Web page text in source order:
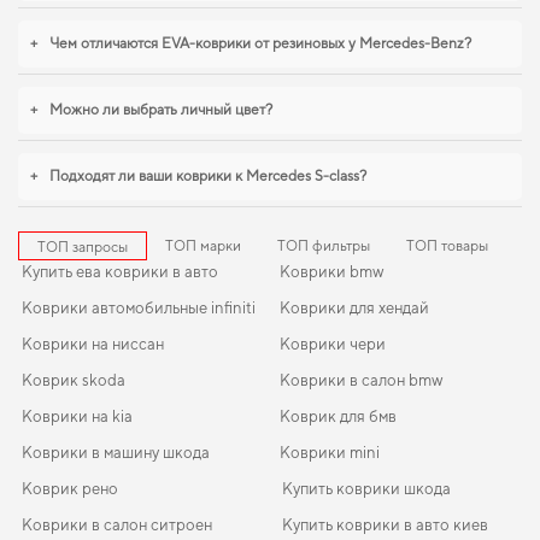
+ Чем отличаются EVA-коврики от резиновых у Mercedes-Benz?
+ Можно ли выбрать личный цвет?
+ Подходят ли ваши коврики к Mercedes S-class?
ТОП запросы ТОП марки ТОП фильтры ТОП товары
Купить ева коврики в авто
Коврики автомобильные infiniti
Коврики на ниссан
Коврик skoda
Коврики на kia
Коврики в машину шкода
Коврики bmw
Коврики для хендай
Коврики чери
Коврики в салон bmw
Коврик для бмв
Коврики mini
Коврик рено
Коврики в салон ситроен
Купить коврики шкода
Купить коврики в авто киев